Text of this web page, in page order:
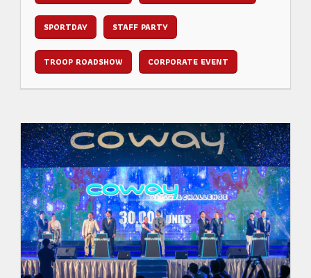
SPORTDAY STAFF PARTY
TROOP ROADSHOW CORPORATE EVENT